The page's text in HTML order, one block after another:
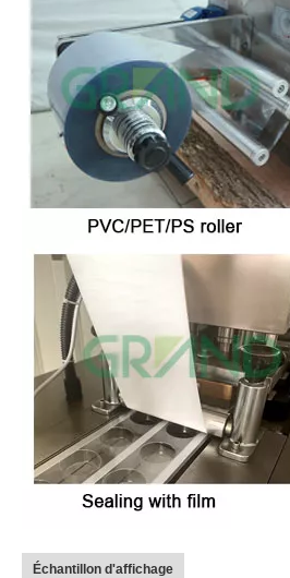
Échantillon d'affichage